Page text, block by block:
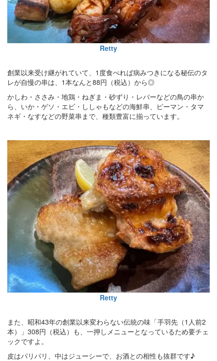
Retty
創業以来受け継がれていて、1度食べれば病みつきになる秘伝のタ
レが自慢の串は、1本なんと88円（税込）から◎
かしわ・ささみ・地鶏・ねぎま・砂ずり・レバーなどの鳥の串か
ら、いか・ゲソ・エビ・ししゃもなどの海鮮串、ピーマン・タマ
ネギ・なすなどの野菜串まで、種類豊富に揃っています。
Retty
また、昭和43年の創業以来変わらない伝統の味「手羽先（1人前2
本）」308円（税込）も、一押しメニューとなっているため要チェ
ックですよ。
皮はパリパリ、中はジューシーで、お酒との相性も抜群です♪